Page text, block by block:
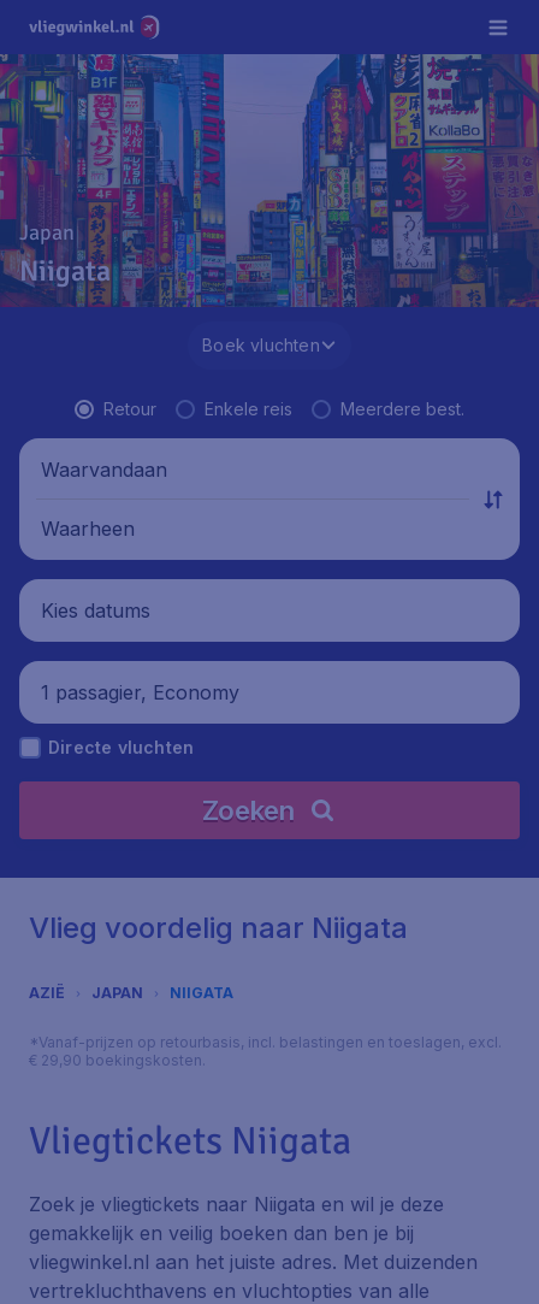
Japan
Niigata
Boek vluchten
Retour Enkele reis Meerdere best.
Waarvandaan
Waarheen
Kies datums
1 passagier, Economy
Directe vluchten
Zoeken
Vlieg voordelig naar Niigata
AZIË JAPAN NIIGATA
*Vanaf-prijzen op retourbasis, incl. belastingen en toeslagen, excl.
€ 29,90 boekingskosten.
Vliegtickets Niigata
Zoek je vliegtickets naar Niigata en wil je deze
gemakkelijk en veilig boeken dan ben je bij
vliegwinkel.nl aan het juiste adres. Met duizenden
vertrekluchthavens en vluchtopties van alle